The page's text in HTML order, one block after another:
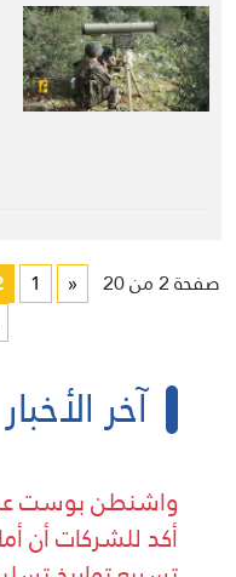
صفحة 2 من 20 «
1
آخر الأخبار
واشنطن بوست عن